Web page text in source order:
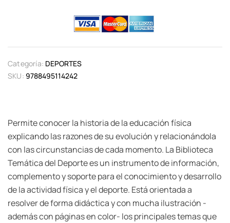
Categoría: DEPORTES
SKU: 9788495114242
Permite conocer la historia de la educación física
explicando las razones de su evolución y relacionándola
con las circunstancias de cada momento. La Biblioteca
Temática del Deporte es un instrumento de información,
complemento y soporte para el conocimiento y desarrollo
de la actividad física y el deporte. Está orientada a
resolver de forma didáctica y con mucha ilustración -
además con páginas en color- los principales temas que